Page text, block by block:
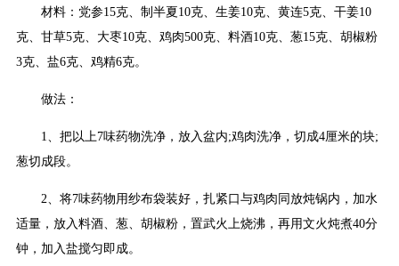
材料：党参15克、制半夏10克、生姜10克、黄连5克、干姜10
克、甘草5克、大枣10克、鸡肉500克、料酒10克、葱15克、胡椒粉
3克、盐6克、鸡精6克。
做法：
1、把以上7味药物洗净，放入盆内;鸡肉洗净，切成4厘米的块;
葱切成段。
2、将7味药物用纱布袋装好，扎紧口与鸡肉同放炖锅内，加水
适量，放入料酒、葱、胡椒粉，置武火上烧沸，再用文火炖煮40分
钟，加入盐搅匀即成。